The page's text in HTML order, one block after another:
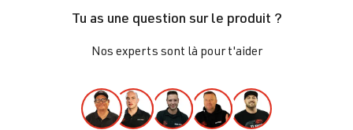
Année 1991–
2.0 16V
ABF| 150 ch
III (Type 1H) |
2.0 8V R4
Tu as une question sur le produit ?
Nos experts sont là pour t'aider